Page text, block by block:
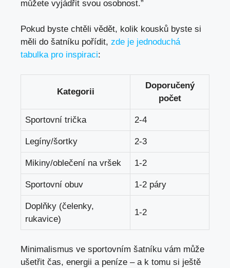
můžete vyjádřit svou osobnost.”
Pokud byste chtěli vědět, kolik kousků byste si
měli do šatníku pořídit, zde je jednoduchá
tabulka pro inspiraci:
Kategorii
Doporučený
počet
Sportovní trička 2-4
Legíny/šortky 2-3
Mikiny/oblečení na vršek 1-2
Sportovní obuv 1-2 páry
Doplňky (čelenky,
rukavice)
1-2
Minimalismus ve sportovním šatníku vám může
ušetřit čas, energii a peníze – a k tomu si ještě